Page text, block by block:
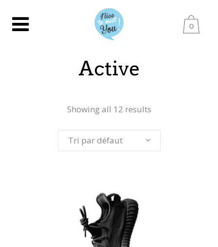
0
Active
Showing all 12 results
Tri par défaut